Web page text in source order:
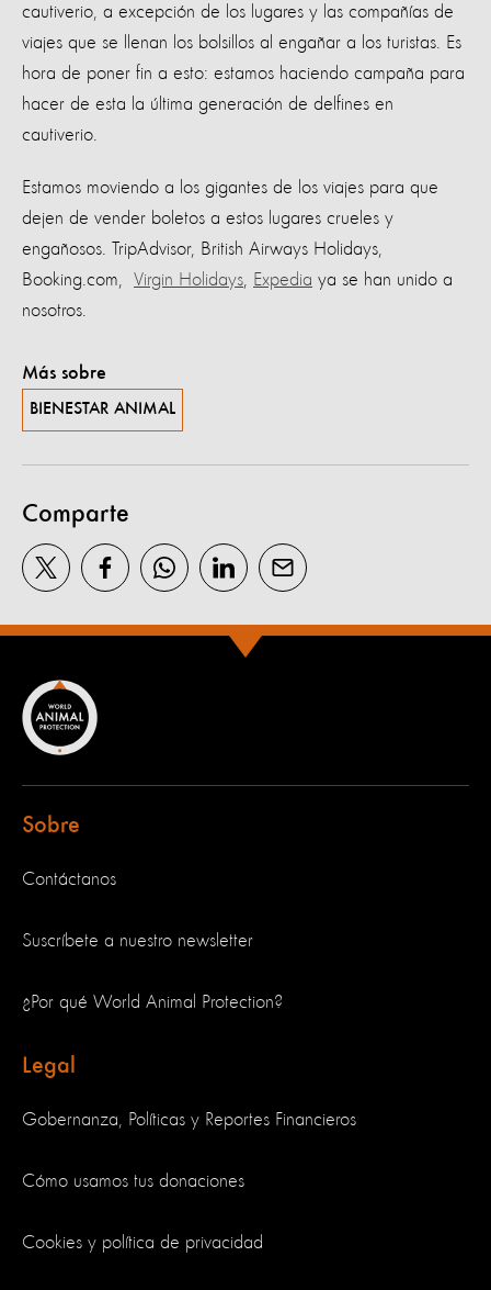
cautiverio, a excepción de los lugares y las compañías de
viajes que se llenan los bolsillos al engañar a los turistas. Es
hora de poner fin a esto: estamos haciendo campaña para
hacer de esta la última generación de delfines en
cautiverio.
Estamos moviendo a los gigantes de los viajes para que
dejen de vender boletos a estos lugares crueles y
engañosos. TripAdvisor, British Airways Holidays,
Booking.com, Virgin Holidays Expedia ya se han unido a
nosotros.
Más sobre
BIENESTAR ANIMAL
Comparte
Sobre
Contáctanos
Suscríbete a nuestro newsletter
¿Por qué World Animal Protection?
Legal
Gobernanza, Políticas y Reportes Financieros
Cómo usamos tus donaciones
Cookies y política de privacidad